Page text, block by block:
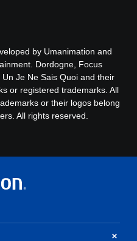
by Umanimation and
Dordogne, Focus
Je Ne Sais Quoi and their
or registered trademarks. All
or their logos belong
All rights reserved.